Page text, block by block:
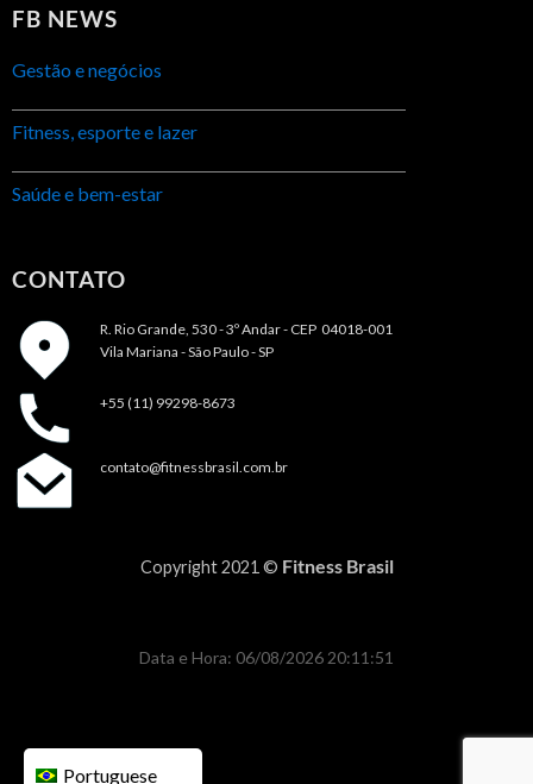
FB NEWS
Gestão e negócios
Fitness, esporte e lazer
Saúde e bem-estar
CONTATO
R. Rio Grande, 530 - 3º Andar - CEP 04018-001
Vila Mariana - São Paulo - SP
+55 (11) 99298-8673
contato@fitnessbrasil.com.br
Copyright 2021 © Fitness Brasil
Data e Hora: 06/08/2026 20:11:51
Portuguese